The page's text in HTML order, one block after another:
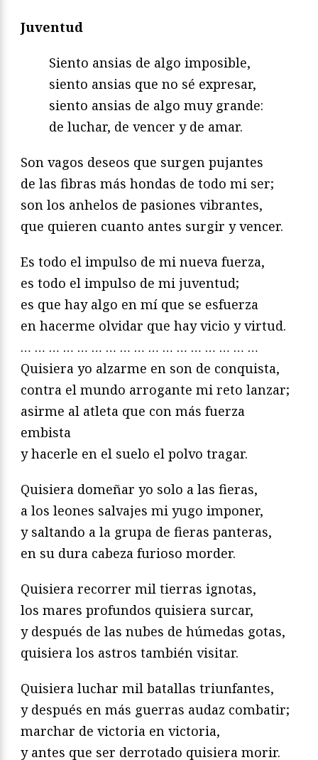
Juventud
Siento ansias de algo imposible,
siento ansias que no sé expresar,
siento ansias de algo muy grande:
de luchar, de vencer y de amar.
Son vagos deseos que surgen pujantes
de las fibras más hondas de todo mi ser;
son los anhelos de pasiones vibrantes,
que quieren cuanto antes surgir y vencer.
Es todo el impulso de mi nueva fuerza,
es todo el impulso de mi juventud;
es que hay algo en mí que se esfuerza
en hacerme olvidar que hay vicio y virtud.
… … … … … … … … … … … … … … … … …
Quisiera yo alzarme en son de conquista,
contra el mundo arrogante mi reto lanzar;
asirme al atleta que con más fuerza
embista
y hacerle en el suelo el polvo tragar.
Quisiera domeñar yo solo a las fieras,
a los leones salvajes mi yugo imponer,
y saltando a la grupa de fieras panteras,
en su dura cabeza furioso morder.
Quisiera recorrer mil tierras ignotas,
los mares profundos quisiera surcar,
y después de las nubes de húmedas gotas,
quisiera los astros también visitar.
Quisiera luchar mil batallas triunfantes,
y después en más guerras audaz combatir;
marchar de victoria en victoria,
y antes que ser derrotado quisiera morir.